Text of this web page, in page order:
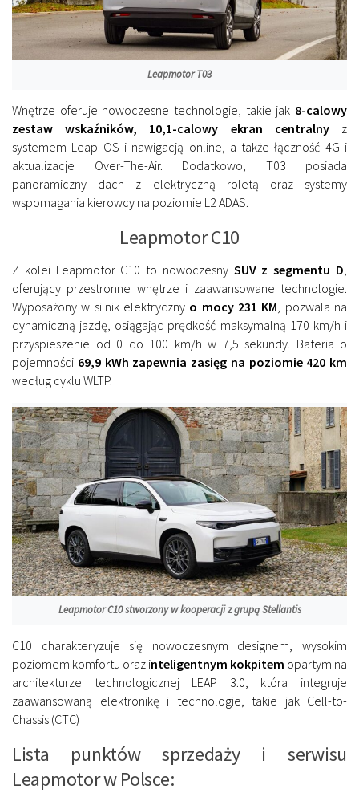
Leapmotor T03
Wnętrze oferuje nowoczesne technologie, takie jak 8-calowy
zestaw wskaźników, 10,1-calowy ekran centralnyz
systemem Leap OS i nawigacją online, a także łączność 4G i
aktualizacje Over-The-Air. Dodatkowo, T03 posiada
panoramiczny dach z elektryczną roletą oraz systemy
wspomagania kierowcy na poziomie L2 ADAS.
Leapmotor C10
Z kolei Leapmotor C10 to nowoczesny SUV z segmentu D,
oferujący przestronne wnętrze i zaawansowane technologie.
Wyposażony w silnik elektryczny o mocy 231 KM, pozwala na
dynamiczną jazdę, osiągając prędkość maksymalną 170 km/h i
przyspieszenie od 0 do 100 km/h w 7,5 sekundy. Bateria o
pojemności 69,9 kWh zapewnia zasięg na poziomie 420 km
według cyklu WLTP.
Leapmotor C10 stworzony w kooperacji z grupą Stellantis
C10 charakteryzuje się nowoczesnym designem, wysokim
poziomem komfortu oraz inteligentnym kokpitem opartym na
architekturze technologicznej LEAP 3.0, która integruje
zaawansowaną elektronikę i technologie, takie jak Cell-to-
Chassis (CTC)
Lista punktów sprzedaży i serwisu
Leapmotor w Polsce: